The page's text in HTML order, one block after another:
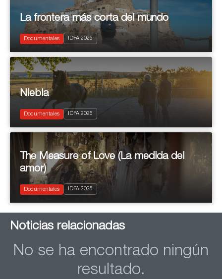
2025
Documentary
La frontera más corta del mundo
Documentales IDFA 2025
Documentary
Niebla
Documentales IDFA 2025
2025
Documentary
The Measure of Love (La medida del
amor)
Documentales IDFA 2025
Noticias relacionadas
No se ha encontrado ningún
resultado.